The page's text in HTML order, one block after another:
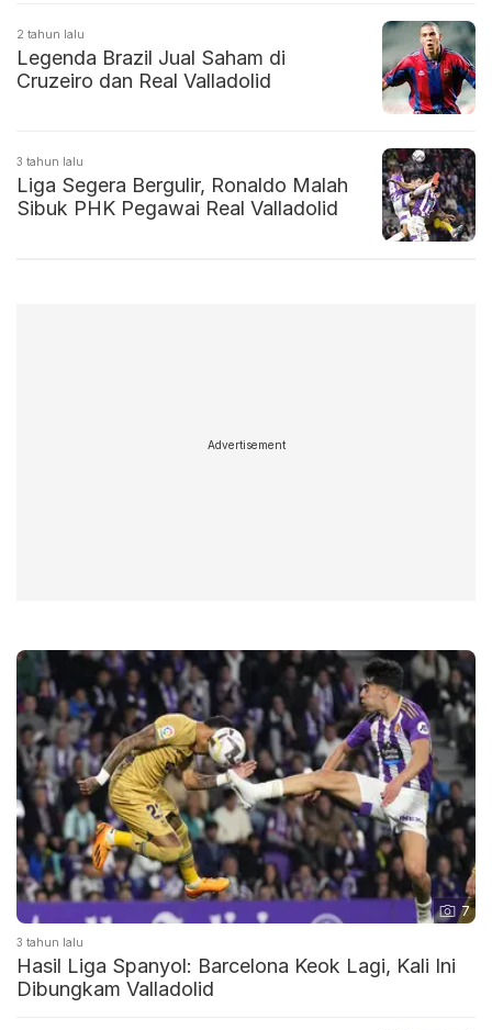
2 tahun lalu
Legenda Brazil Jual Saham di
Cruzeiro dan Real Valladolid
3 tahun lalu
Liga Segera Bergulir, Ronaldo Malah
Sibuk PHK Pegawai Real Valladolid
Advertisement
7
3 tahun lalu
Hasil Liga Spanyol: Barcelona Keok Lagi, Kali Ini
Dibungkam Valladolid